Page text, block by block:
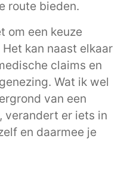
route bieden.
om een keuze
kan naast elkaar
claims en
Wat ik wel
van een
verandert er iets in
en daarmee je